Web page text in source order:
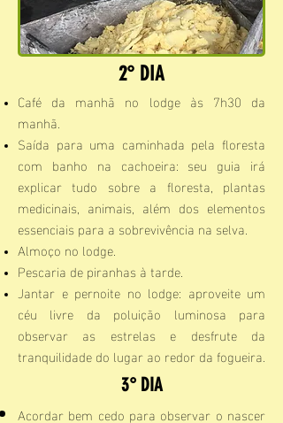
2° DIA
Café da manhã no lodge às 7h30 da
manhã.
Saída para uma caminhada pela floresta
com banho na cachoeira: seu guia irá
explicar tudo sobre a floresta, plantas
medicinais, animais, além dos elementos
essenciais para a sobrevivência na selva.
Almoço no lodge.
Pescaria de piranhas à tarde.
Jantar e pernoite no lodge: aproveite um
céu livre da poluição luminosa para
observar as estrelas e desfrute da
tranquilidade do lugar ao redor da fogueira.
3° DIA
Acordar bem cedo para observar o nascer